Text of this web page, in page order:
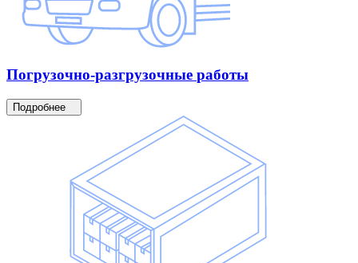
Погрузочно-разгрузочные работы
Подробнее